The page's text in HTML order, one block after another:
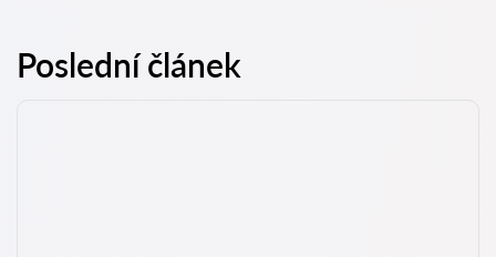
Poslední článek